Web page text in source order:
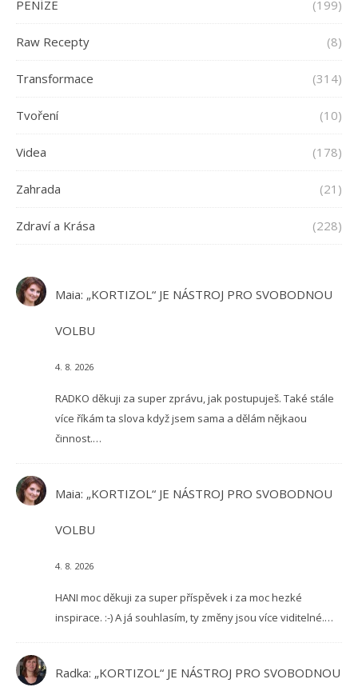
PENÍZE (199)
Raw Recepty (8)
Transformace (314)
Tvoření (10)
Videa (178)
Zahrada (21)
Zdraví a Krása (228)
Maia: „KORTIZOL“ JE NÁSTROJ PRO SVOBODNOU
VOLBU
4. 8. 2026
RADKO děkuji za super zprávu, jak postupuješ. Také stále
více říkám ta slova když jsem sama a dělám nějkaou
činnost.…
Maia: „KORTIZOL“ JE NÁSTROJ PRO SVOBODNOU
VOLBU
4. 8. 2026
HANI moc děkuji za super příspěvek i za moc hezké
inspirace. :-) A já souhlasím, ty změny jsou více viditelné.…
Radka: „KORTIZOL“ JE NÁSTROJ PRO SVOBODNOU